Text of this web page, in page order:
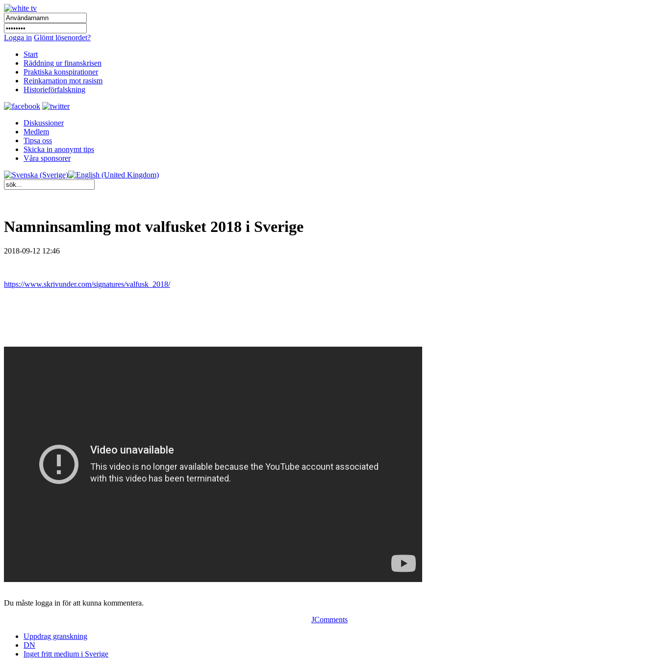
Logga in Glömt lösenordet?
Start
Räddning ur finanskrisen
Praktiska konspirationer
Reinkarnation mot rasism
Historieförfalskning
Diskussioner
Medlem
Tipsa oss
Skicka in anonymt tips
Våra sponsorer
Namninsamling mot valfusket 2018 i Sverige
2018-09-12 12:46
https://www.skrivunder.com/signatures/valfusk_2018/
Du måste logga in för att kunna kommentera.
JComments
Uppdrag granskning
DN
Inget fritt medium i Sverige